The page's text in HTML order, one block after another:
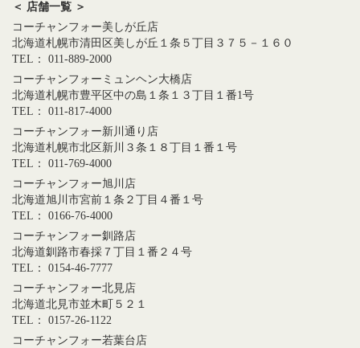
＜ 店舗一覧 ＞
コーチャンフォー美しが丘店
北海道札幌市清田区美しが丘１条５丁目３７５－１６０
TEL： 011-889-2000
コーチャンフォーミュンヘン大橋店
北海道札幌市豊平区中の島１条１３丁目１番1号
TEL： 011-817-4000
コーチャンフォー新川通り店
北海道札幌市北区新川３条１８丁目１番１号
TEL： 011-769-4000
コーチャンフォー旭川店
北海道旭川市宮前１条２丁目４番１号
TEL： 0166-76-4000
コーチャンフォー釧路店
北海道釧路市春採７丁目１番２４号
TEL： 0154-46-7777
コーチャンフォー北見店
北海道北見市並木町５２１
TEL： 0157-26-1122
コーチャンフォー若葉台店